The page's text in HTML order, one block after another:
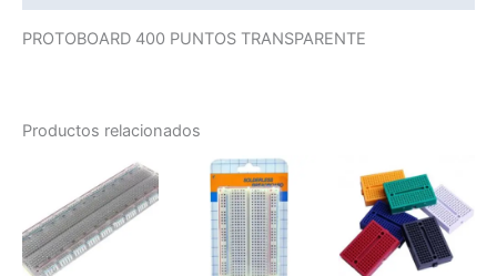
PROTOBOARD 400 PUNTOS TRANSPARENTE
Productos relacionados